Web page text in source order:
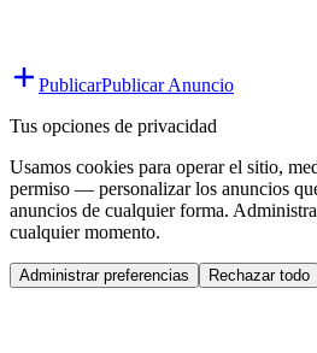
PublicarPublicar Anuncio
Tus opciones de privacidad
Usamos cookies para operar el sitio,
permiso — personalizar los anuncios
anuncios de cualquier forma.
cualquier momento.
Administrar preferencias Rechazar todo